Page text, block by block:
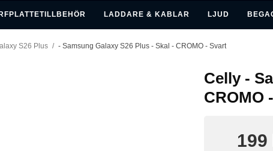
LADDARE & KABLAR LJUD
S26 Plus / - Samsung Galaxy S26 Plus - Skal - CROMO - Svart
Celly -
CROMO